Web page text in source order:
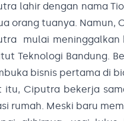
lahir dengan nama
orang tuanya. Namun,
mulai meninggalkan
Teknologi Bandung.
bisnis pertama di
itu, Ciputra bekerja
rumah. Meski baru